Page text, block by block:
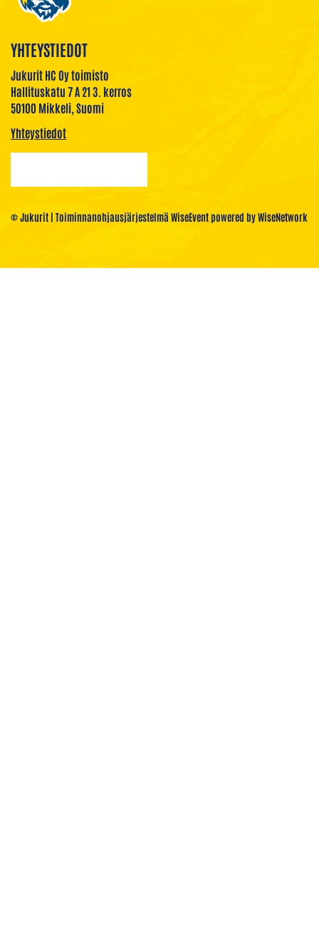
YHTEYSTIEDOT
Jukurit HC Oy toimisto
Hallituskatu 7 A 21 3. kerros
50100 Mikkeli, Suomi
Yhteystiedot
© Jukurit | Toiminnanohjausjärjestelmä WiseEventpowered byWiseNetwork